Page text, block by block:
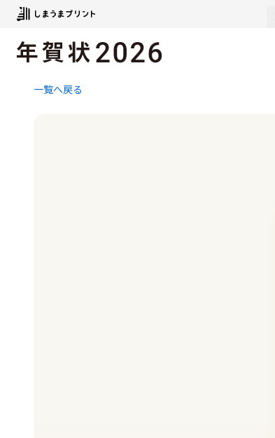
一覧へ戻る